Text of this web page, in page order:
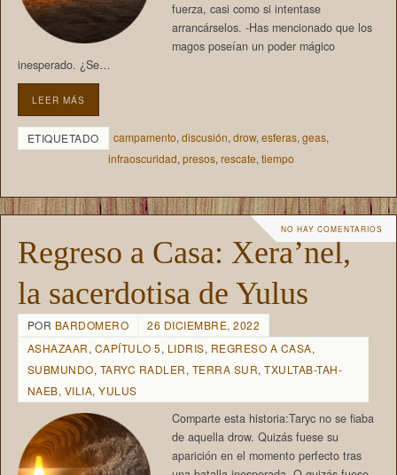
fuerza, casi como si intentase
arrancárselos. -Has mencionado que los
magos poseían un poder mágico
inesperado. ¿Se…
LEER MÁS
ETIQUETADO campamento, discusión, drow, esferas, geas,
infraoscuridad, presos, rescate, tiempo
NO HAY COMENTARIOS
Regreso a Casa: Xera’nel,
la sacerdotisa de Yulus
POR BARDOMERO
26 DICIEMBRE, 2022
ASHAZAAR, CAPÍTULO 5, LIDRIS, REGRESO A CASA,
SUBMUNDO, TARYC RADLER, TERRA SUR,TXULTAB-TAH-
NAEB, VILIA,YULUS
Comparte esta historia:Taryc no se fiaba
de aquella drow. Quizás fuese su
aparición en el momento perfecto tras